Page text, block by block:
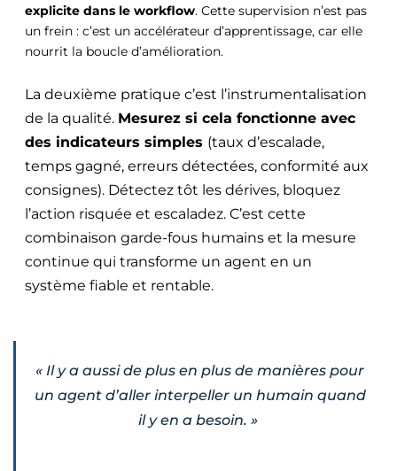
explicite dans le workflow. Cette supervision n’est pas
un frein : c’est un accélérateur d’apprentissage, car elle
nourrit la boucle d’amélioration.
La deuxième pratique c’est l’instrumentalisation
de la qualité. Mesurez si cela fonctionne avec
des indicateurs simples (taux d’escalade,
temps gagné, erreurs détectées, conformité aux
consignes). Détectez tôt les dérives, bloquez
l’action risquée et escaladez. C’est cette
combinaison garde-fous humains et la mesure
continue qui transforme un agent en un
système fiable et rentable.
« Il y a aussi de plus en plus de manières pour
un agent d’aller interpeller un humain quand
il y en a besoin. »